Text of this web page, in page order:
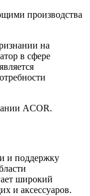
на
в сфере
и поддержку
широкий
и аксессуаров.